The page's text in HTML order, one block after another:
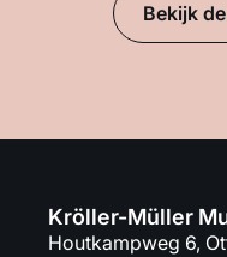
Bekijk
Kröller-Müller
Houtkampweg 6,